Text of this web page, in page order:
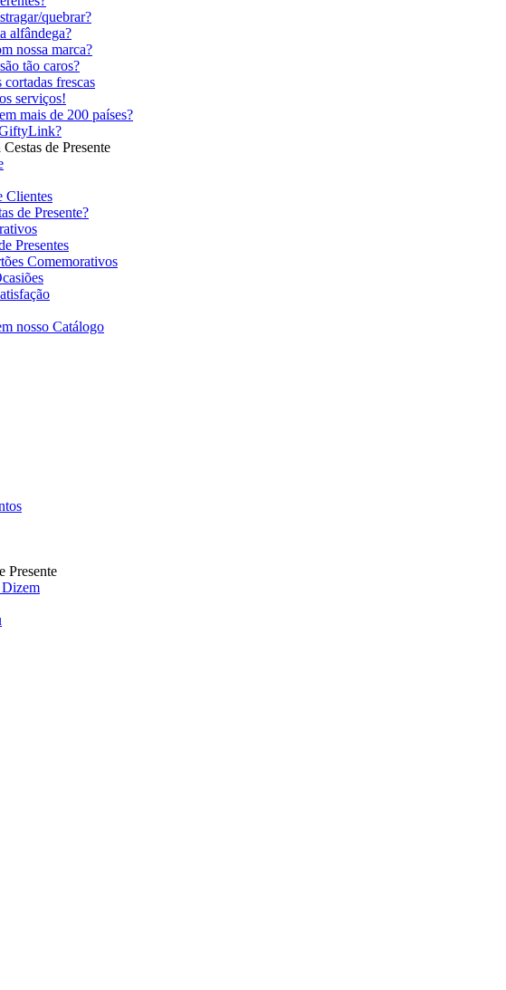
quebrar?
alfândega?
nossa marca?
tão caros?
frescas
serviços!
mais de 200 países?
de Presente
Clientes
de Presente?
Presentes
Comemorativos
nosso Catálogo
Presente
Dizem